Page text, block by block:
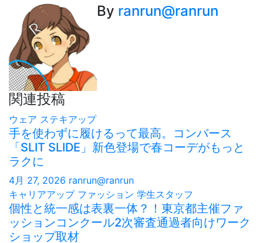
ナ
ビ
ゲ
ー
シ
ョ
ン
By ranrun@ranrun
関連投稿
ウェア ステキアップ
手を使わずに履けるって最高。コンバース
「SLIT SLIDE」新色登場で春コーデがもっと
ラクに
4月 27, 2026 ranrun@ranrun
キャリアアップ ファッション 学生スタッフ
個性と統一感は表裏一体？！東京都主催ファ
ッションコンクール2次審査通過者向けワーク
ショップ取材